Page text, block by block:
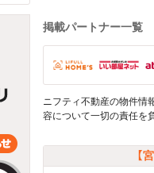
掲載パートナー一覧
ニフティ不動産の物件情
容について一切の責任を
【